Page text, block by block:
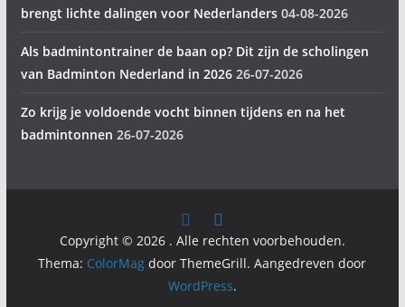
brengt lichte dalingen voor Nederlanders 04-08-2026
Als badmintontrainer de baan op? Dit zijn de scholingen
van Badminton Nederland in 2026 26-07-2026
Zo krijg je voldoende vocht binnen tijdens en na het
badmintonnen 26-07-2026
Copyright © 2026 . Alle rechten voorbehouden.
Thema: ColorMag door ThemeGrill. Aangedreven door
WordPress.